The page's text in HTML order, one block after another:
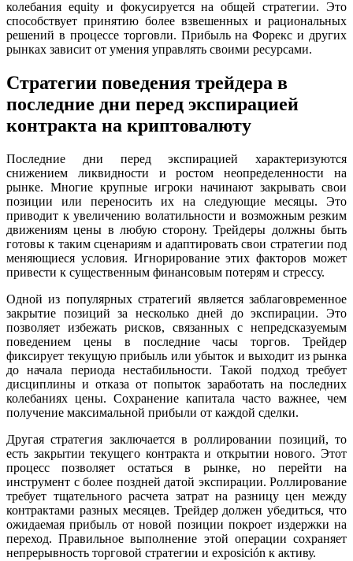
колебания equity и фокусируется на общей стратегии. Это
способствует принятию более взвешенных и рациональных
решений в процессе торговли. Прибыль на Форекс и других
рынках зависит от умения управлять своими ресурсами.
Стратегии поведения трейдера в
последние дни перед экспирацией
контракта на криптовалюту
Последние дни перед экспирацией характеризуются
снижением ликвидности и ростом неопределенности на
рынке. Многие крупные игроки начинают закрывать свои
позиции или переносить их на следующие месяцы. Это
приводит к увеличению волатильности и возможным резким
движениям цены в любую сторону. Трейдеры должны быть
готовы к таким сценариям и адаптировать свои стратегии под
меняющиеся условия. Игнорирование этих факторов может
привести к существенным финансовым потерям и стрессу.
Одной из популярных стратегий является заблаговременное
закрытие позиций за несколько дней до экспирации. Это
позволяет избежать рисков, связанных с непредсказуемым
поведением цены в последние часы торгов. Трейдер
фиксирует текущую прибыль или убыток и выходит из рынка
до начала периода нестабильности. Такой подход требует
дисциплины и отказа от попыток заработать на последних
колебаниях цены. Сохранение капитала часто важнее, чем
получение максимальной прибыли от каждой сделки.
Другая стратегия заключается в роллировании позиций, то
есть закрытии текущего контракта и открытии нового. Этот
процесс позволяет остаться в рынке, но перейти на
инструмент с более поздней датой экспирации. Роллирование
требует тщательного расчета затрат на разницу цен между
контрактами разных месяцев. Трейдер должен убедиться, что
ожидаемая прибыль от новой позиции покроет издержки на
переход. Правильное выполнение этой операции сохраняет
непрерывность торговой стратегии и exposición к активу.